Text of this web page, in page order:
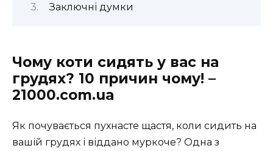
Заключні думки
Чому коти сидять у вас на
грудях? 10 причин чому! –
21000.com.ua
Як почувається пухнасте щастя, коли сидить на
вашій грудях і віддано муркоче? Одна з